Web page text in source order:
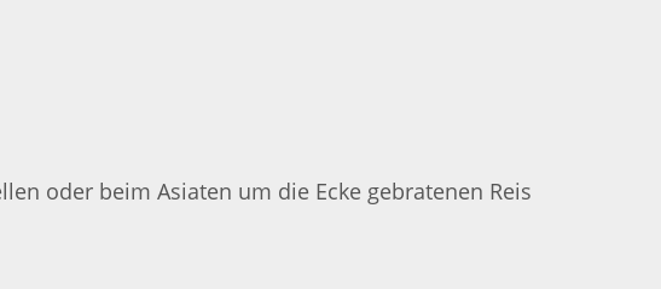
oder beim Asiaten um die Ecke gebratenen Reis